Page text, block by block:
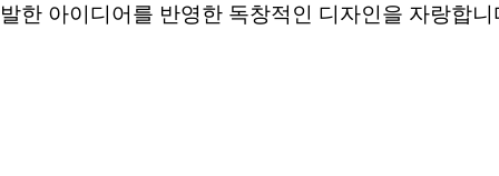
한 아이디어를 반영한 독창적인 디자인을 자랑합니